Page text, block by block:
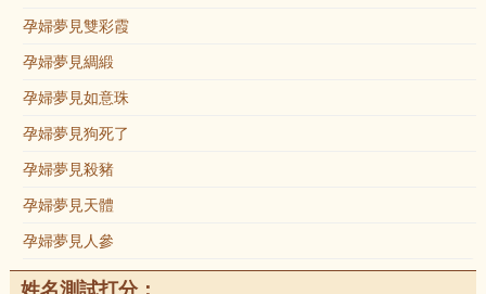
孕婦夢見雙彩霞
孕婦夢見綢緞
孕婦夢見如意珠
孕婦夢見狗死了
孕婦夢見殺豬
孕婦夢見天體
孕婦夢見人參
姓名測試打分：